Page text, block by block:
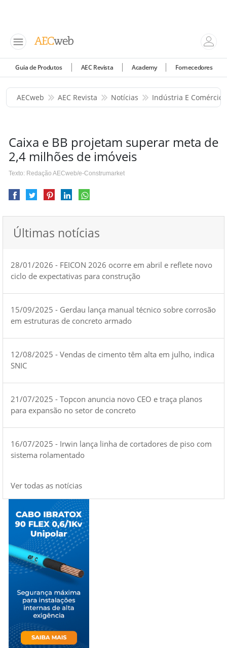
Guia de Produtos AEC Revista Academy Fornecedores
AECweb AEC Revista Notícias Indústria E Comércio
Caixa e BB projetam superar meta de
2,4 milhões de imóveis
Texto: Redação AECweb/e-Construmarket
Últimas notícias
28/01/2026 - FEICON 2026 ocorre em abril e reflete novo
ciclo de expectativas para construção
15/09/2025 - Gerdau lança manual técnico sobre corrosão
em estruturas de concreto armado
12/08/2025 - Vendas de cimento têm alta em julho, indica
SNIC
21/07/2025 - Topcon anuncia novo CEO e traça planos
para expansão no setor de concreto
16/07/2025 - Irwin lança linha de cortadores de piso com
sistema rolamentado
Ver todas as notícias